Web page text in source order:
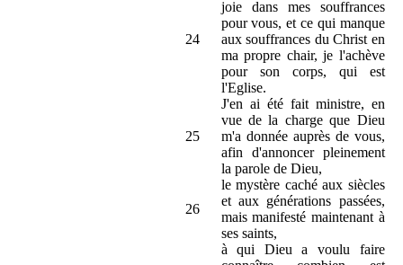
24
joie dans mes souffrances
pour vous, et ce qui manque
aux souffrances du Christ en
ma propre chair, je l'achève
pour son corps, qui est
l'Eglise.
25
J'en ai été fait ministre, en
vue de la charge que Dieu
m'a donnée auprès de vous,
afin d'annoncer pleinement
la parole de Dieu,
26
le mystère caché aux siècles
et aux générations passées,
mais manifesté maintenant à
ses saints,
à qui Dieu a voulu faire